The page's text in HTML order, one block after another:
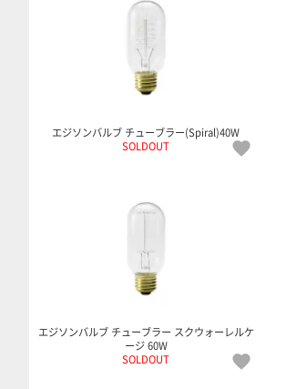
エジソンバルブ チューブラー(Spiral)40W
SOLDOUT
エジソンバルブ チューブラー スクウォーレルケ
ージ 60W
SOLDOUT